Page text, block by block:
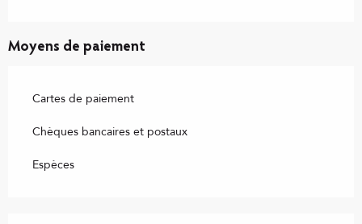
Moyens de paiement
Cartes de paiement
Chèques bancaires et postaux
Espèces